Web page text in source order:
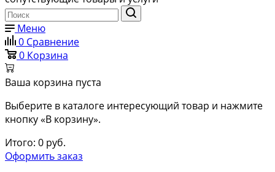
Меню
0 Сравнение
0 Корзина
Ваша корзина пуста
Выберите в каталоге интересующий товар и нажмите
кнопку «В корзину».
Итого: 0 руб.
Оформить заказ